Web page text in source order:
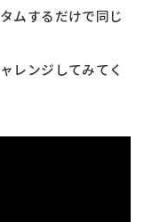
ムするだけで同じ
レンジしてみてく